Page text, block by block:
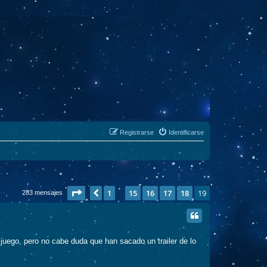
Identificarse
Registrarse
283 mensajes Página19de19
Anterior
1 15 16 17 18 19
pero no cabe duda que han sacado un trailer de lo